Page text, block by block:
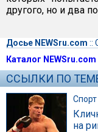
другого, но и два
Досье NEWSru.com ::
Каталог NEWSru.com
ССЫЛКИ ПО
Спорт
на